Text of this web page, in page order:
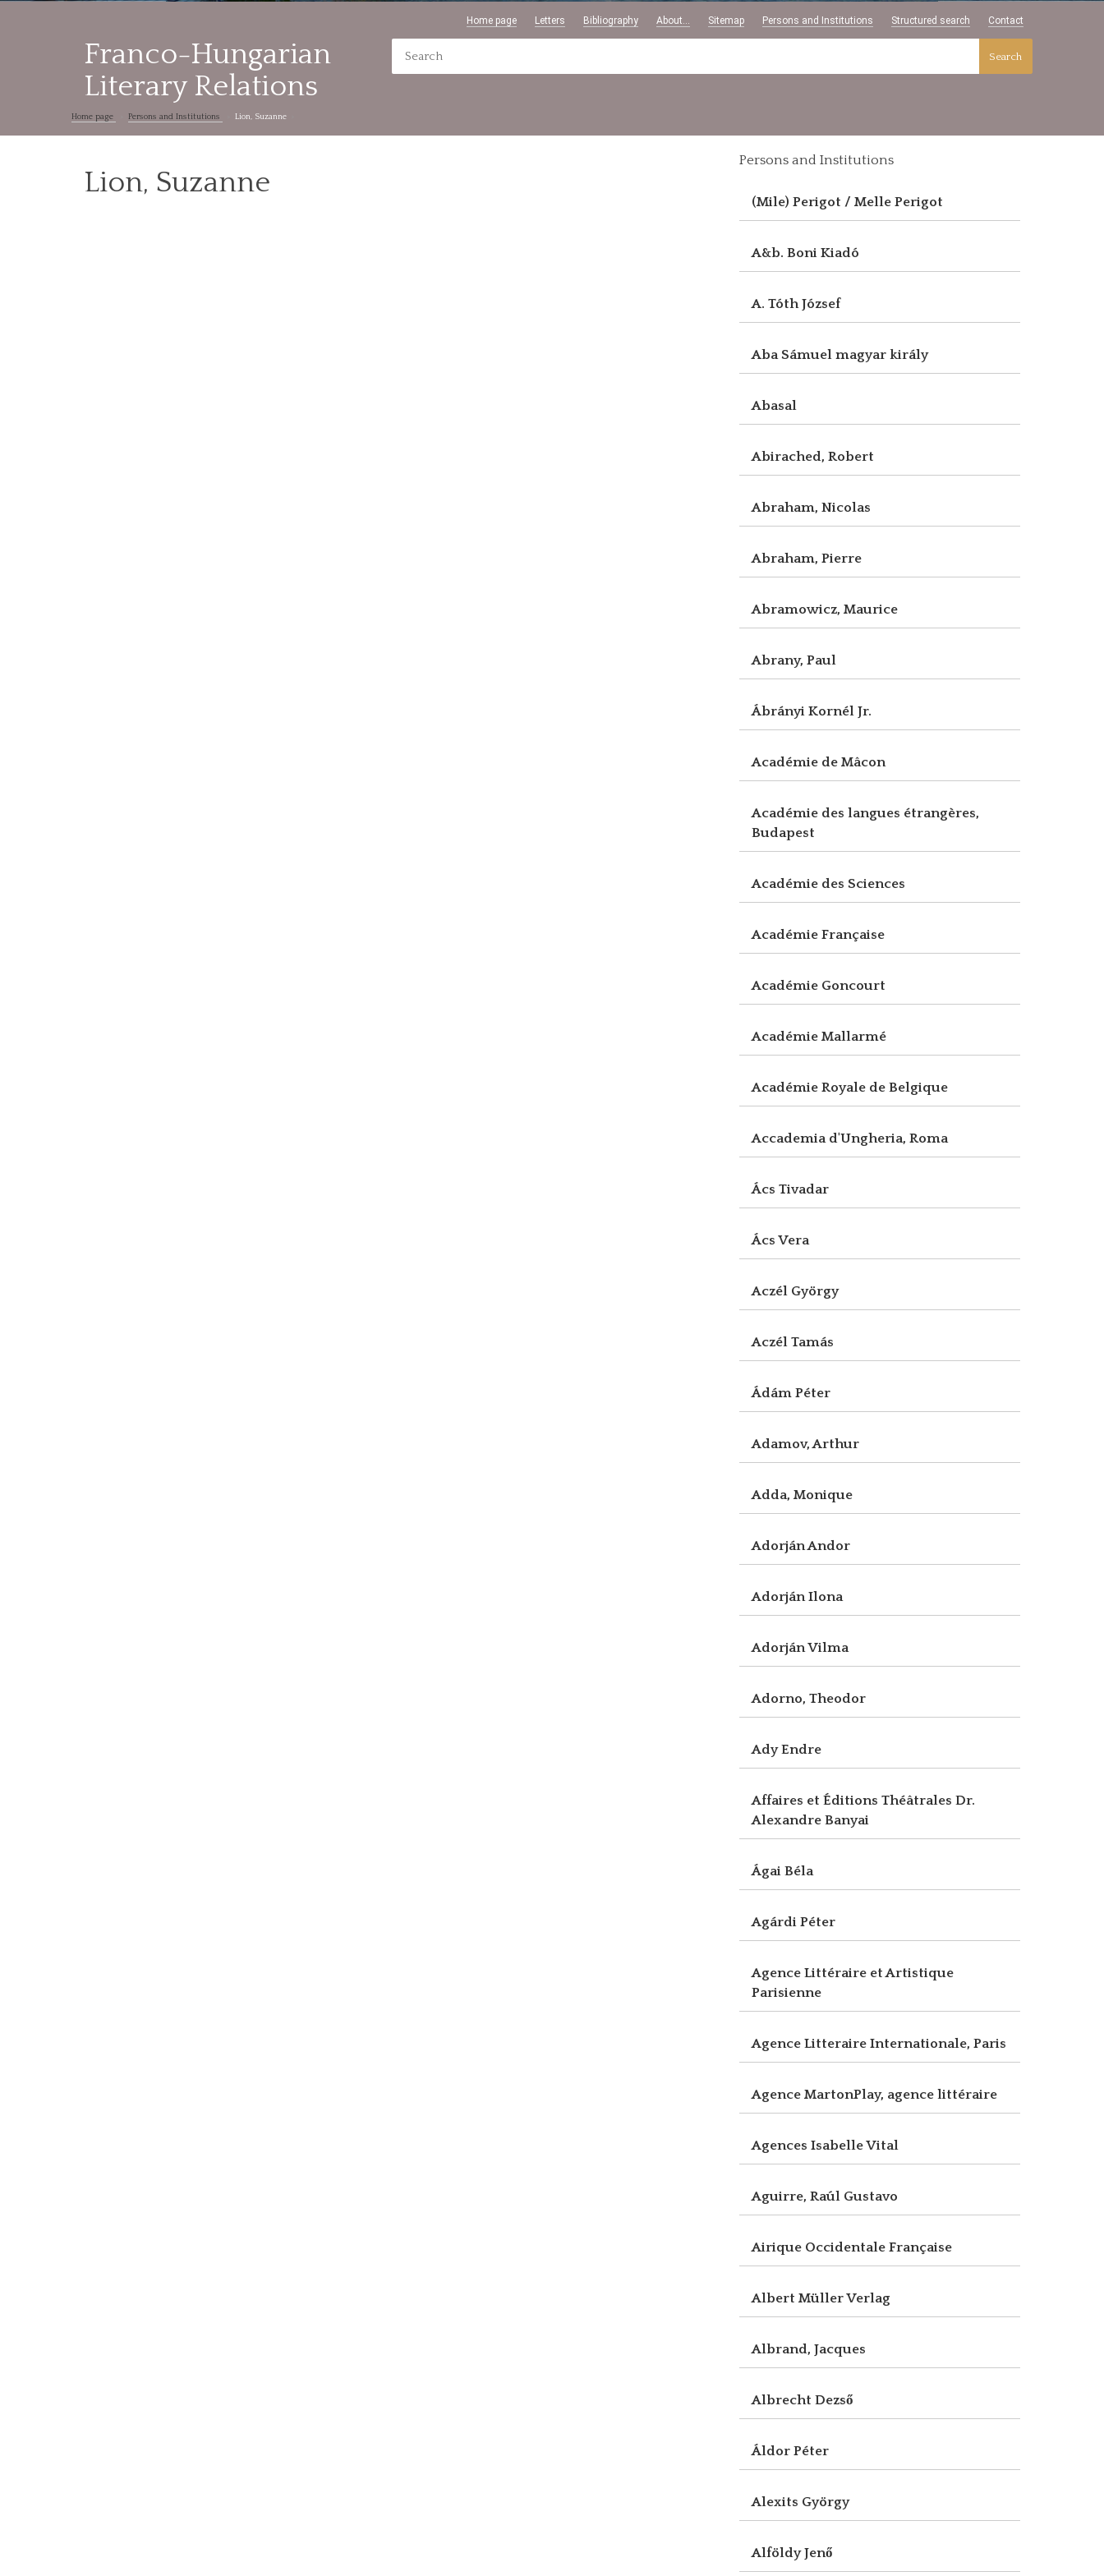
Home page Letters Bibliography About... Sitemap Persons and Institutions Structured search Contact
Franco-Hungarian
Literary Relations
Search
Home page Persons and Institutions Lion, Suzanne
Lion, Suzanne
Persons and Institutions
(Mile) Perigot / Melle Perigot
A&b. Boni Kiadó
A. Tóth József
Aba Sámuel magyar király
Abasal
Abirached, Robert
Abraham, Nicolas
Abraham, Pierre
Abramowicz, Maurice
Abrany, Paul
Ábrányi Kornél Jr.
Académie de Mâcon
Académie des langues étrangères,
Budapest
Académie des Sciences
Académie Française
Académie Goncourt
Académie Mallarmé
Académie Royale de Belgique
Accademia d'Ungheria, Roma
Ács Tivadar
Ács Vera
Aczél György
Aczél Tamás
Ádám Péter
Adamov, Arthur
Adda, Monique
Adorján Andor
Adorján Ilona
Adorján Vilma
Adorno, Theodor
Ady Endre
Affaires et Éditions Théâtrales Dr.
Alexandre Banyai
Ágai Béla
Agárdi Péter
Agence Littéraire et Artistique
Parisienne
Agence Litteraire Internationale, Paris
Agence MartonPlay, agence littéraire
Agences Isabelle Vital
Aguirre, Raúl Gustavo
Airique Occidentale Française
Albert Müller Verlag
Albrand, Jacques
Albrecht Dezső
Áldor Péter
Alexits György
Alföldy Jenő